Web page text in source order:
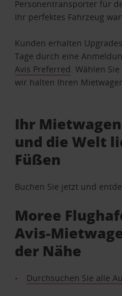
Personentransporter für
Ihr perfektes Fahrzeug
Kunden erhalten
Tage durch eine
Avis Preferred . Wählen
wir halten Ihren
Ihr
und die Welt
Füßen
Buchen Sie jetzt und
Moree
Avis-
der Nähe
Durchsuchen Sie alle